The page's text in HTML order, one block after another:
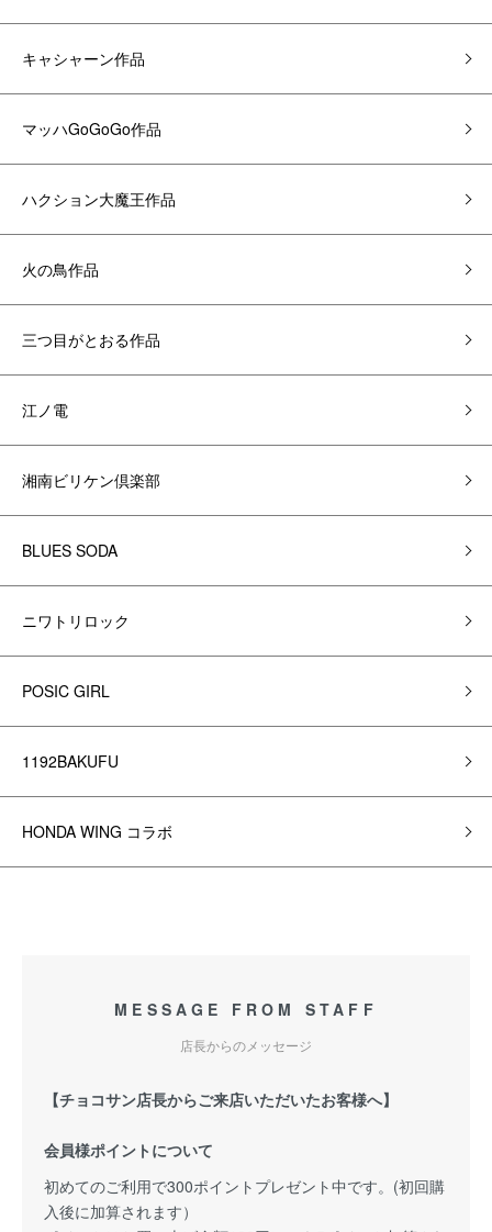
キャシャーン作品
マッハGoGoGo作品
ハクション大魔王作品
火の鳥作品
三つ目がとおる作品
江ノ電
湘南ビリケン倶楽部
BLUES SODA
ニワトリロック
POSIC GIRL
1192BAKUFU
HONDA WING コラボ
MESSAGE FROM STAFF
店長からのメッセージ
【チョコサン店長からご来店いただいたお客様へ】
会員様ポイントについて
初めてのご利用で300ポイントプレゼント中です。(初回購
入後に加算されます）